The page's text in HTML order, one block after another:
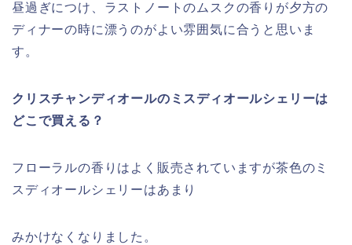
昼過ぎにつけ、ラストノートのムスクの香りが夕方の
ディナーの時に漂うのがよい雰囲気に合うと思いま
す。
クリスチャンディオールのミスディオールシェリーは
どこで買える？
フローラルの香りはよく販売されていますが茶色のミ
スディオールシェリーはあまり
みかけなくなりました。